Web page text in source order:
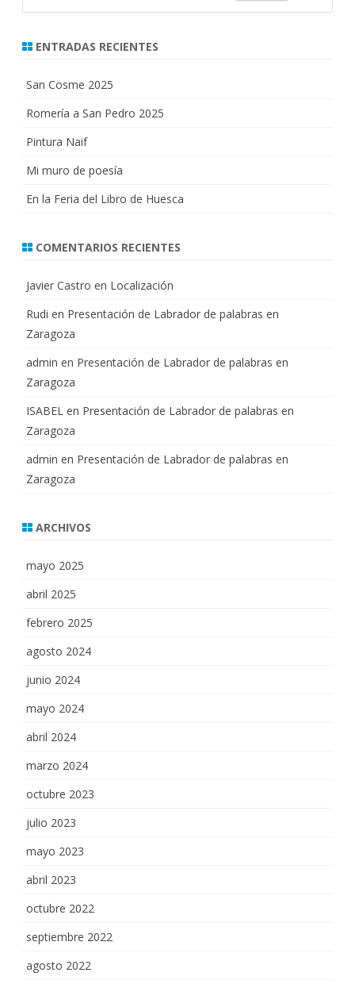
c
ENTRADAS RECIENTES
San Cosme 2025
Romería a San Pedro 2025
Pintura Naif
Mi muro de poesía
En la Feria del Libro de Huesca
COMENTARIOS RECIENTES
Javier Castro en Localización
Rudi en Presentación de Labrador de palabras en
Zaragoza
admin en Presentación de Labrador de palabras en
Zaragoza
ISABEL en Presentación de Labrador de palabras en
Zaragoza
admin en Presentación de Labrador de palabras en
Zaragoza
ARCHIVOS
mayo 2025
abril 2025
febrero 2025
agosto 2024
junio 2024
mayo 2024
abril 2024
marzo 2024
octubre 2023
julio 2023
mayo 2023
abril 2023
octubre 2022
septiembre 2022
agosto 2022